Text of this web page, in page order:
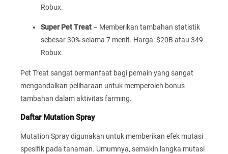
Robux.
Super Pet Treat – Memberikan tambahan statistik
sebesar 30% selama 7 menit. Harga: $20B atau 349
Robux.
Pet Treat sangat bermanfaat bagi pemain yang sangat
mengandalkan peliharaan untuk memperoleh bonus
tambahan dalam aktivitas farming.
Daftar Mutation Spray
Mutation Spray digunakan untuk memberikan efek mutasi
spesifik pada tanaman. Umumnya, semakin langka mutasi